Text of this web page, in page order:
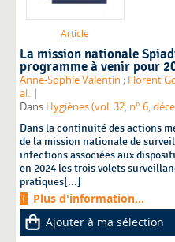
Article
La mission nationale
programme à venir pour
Anne-Sophie Valentin ; Florent
al. |
Dans Hygiènes (vol. 32, n° 6,
Dans la continuité des actions
de la mission nationale de
infections associées aux
en 2024 les trois volets
pratiques[...]
Plus d'information...
Ajouter à ma sélection